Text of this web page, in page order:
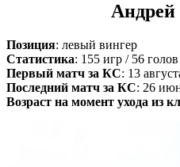
Андрей
Позиция: левый вингер
Статистика: 155 игр / 56 голов
Первый матч за КС: 13
Последний матч за КС: 26
Возраст на момент ухода из